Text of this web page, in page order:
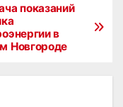
показаний
в
Новгороде